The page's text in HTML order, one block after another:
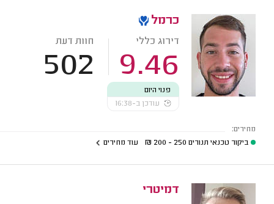
כרמל
דירוג כללי
9.46
חוות דעת
502
פנוי היום
עודכן ב-16:38
מחירים:
ביקור טכנאי תנורים 250 - 200
₪ עוד מחירים
דמיטרי